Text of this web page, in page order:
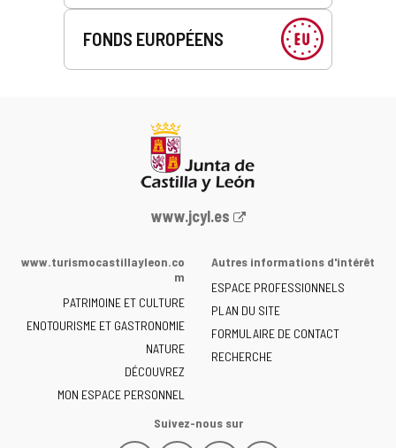
FONDS EUROPÉENS
Portail
la
de
Castilla
y
León
-
www.jcyl.es
www.turismocastillayleon.co
m
PATRIMOINE ET CULTURE
ENOTOURISME ET GASTRONOMIE
NATURE
DÉCOUVREZ
MON ESPACE PERSONNEL
Autres informations d'intérêt
ESPACE PROFESSIONNELS
PLAN DU SITE
FORMULAIRE DE CONTACT
RECHERCHE
Suivez-nous sur